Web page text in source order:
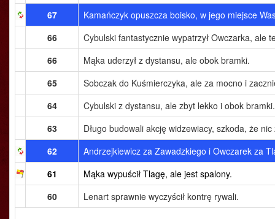
67
Kamańczyk opuszcza boisko, w jego miejsce
66
Cybulski fantastycznie wypatrzył Owczarka, ale
66
Mąka uderzył z dystansu, ale obok bramki.
65
Sobczak do Kuśmierczyka, ale za mocno i
64
Cybulski z dystansu, ale zbyt lekko i obok bramki.
63
Długo budowali akcję widzewiacy, szkoda, że
62
Andrzejkiewicz za Zawadzkiego i Owczarek za
61
Mąka wypuścił Tlagę, ale jest spalony.
60
Lenart sprawnie wyczyścił kontrę rywali.